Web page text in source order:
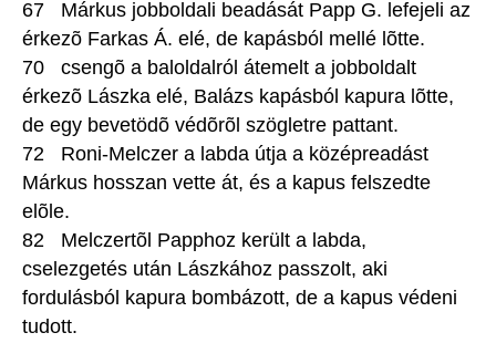
67 Márkus jobboldali beadását Papp G. lefejeli az
érkezõ Farkas Á. elé, de kapásból mellé lõtte.
70 csengõ a baloldalról átemelt a jobboldalt
érkezõ Lászka elé, Balázs kapásból kapura lõtte,
de egy bevetödõ védõrõl szögletre pattant.
72 Roni-Melczer a labda útja a középreadást
Márkus hosszan vette át, és a kapus felszedte
elõle.
82 Melczertõl Papphoz került a labda,
cselezgetés után Lászkához passzolt, aki
fordulásból kapura bombázott, de a kapus védeni
tudott.